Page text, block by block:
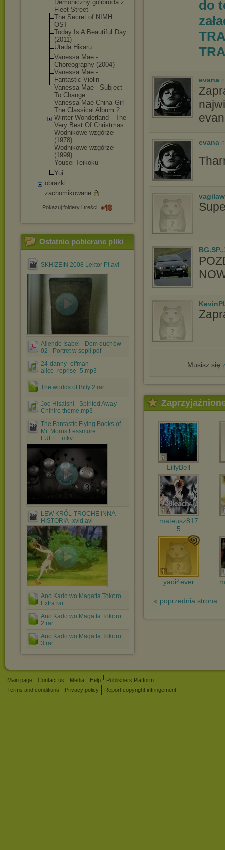
Demoniczny golibroda z
Fleet Street
The Secret of NIMH
OST
Today Is A Beautiful Day
(2011)
Utada Hikaru
Vanessa Mae -
Choreography (2004)
Vanessa Mae -
Fantastic Violin
Vanessa Mae - Subject
To Change
Vanessa Mae-China Girl
The Classical Album 2
Winter Wonderland - The
Very Best Of Christmas
Wodnikowe wzgórze
(1978)
Wodnikowe wzgórze
(1999)
Yousei Teikoku
Yui
obrazki
zachomikowane
Pokazuj foldery i treści
Ostatnio pobierane pliki
SKHIZEIN 2008 Lektor Pl.avi
Allende Isabel - Dom duchów
02 - Portret w sepii.pdf
24-danny_elfman-
alice_reprise_5.mp3
The worlds of Billy 2.rar
Joe Hisaishi - Spirited Away-
Chihiro theme.mp3
The Fantastic Flying Books of
Mr. Morris Lessmore
FULL....mkv
LEW KRÓL-TROCHE INNA
HISTORIA_xvid.avi
Ano Kado wo Magatta Tokoro
Extra.rar
Ano Kado wo Magatta Tokoro
2.rar
Ano Kado wo Magatta Tokoro
3.rar
do
evana
evana
Musisz się
LillyBell
mateusz817
5
yaoi4ever
« poprzednia strona
Main page Contact us Media Help
Publishers Platform
Terms and conditions
Privacy policy Report copyright infringement